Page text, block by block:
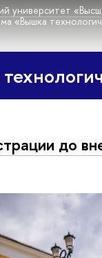
университет
«Вышка
до